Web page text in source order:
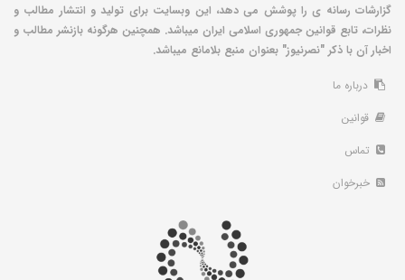
گزارشات رسانه ی را پوشش می دهد، این وبسایت برای تولید و انتشار مطالب و
نظرات، تابع قوانین جمهوری اسلامی ایران میباشد. همچنین هرگونه بازنشر مطالب و
اخبار آن با ذکر "نصرنیوز" بعنوان منبع بلامانع میباشد.
درباره ما
قوانین
تماس
خبرخوان